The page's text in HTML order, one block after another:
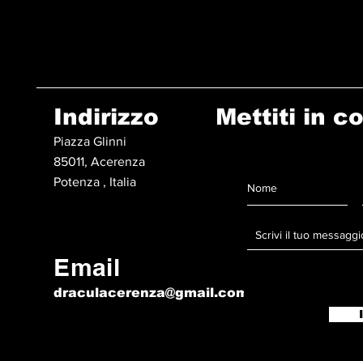
Indirizzo
Piazza Glinni
85011, Acerenza
Potenza , Italia
Email
draculacerenza@gmail.com
Mettiti in